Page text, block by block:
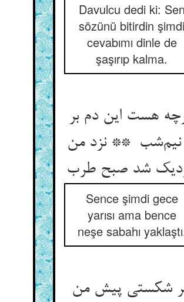
Davulcu dedi ki: Sen
sözünü bitirdin şimdi
cevabımı dinle de
şaşırıp kalma.
هست این دم بر
نیم‌شب ** نزد من
Sence şimdi gece
yarısı ama bence
neşe sabahı
شکستی پیش من